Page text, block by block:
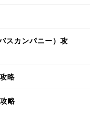
スカンパニー）攻
略
略